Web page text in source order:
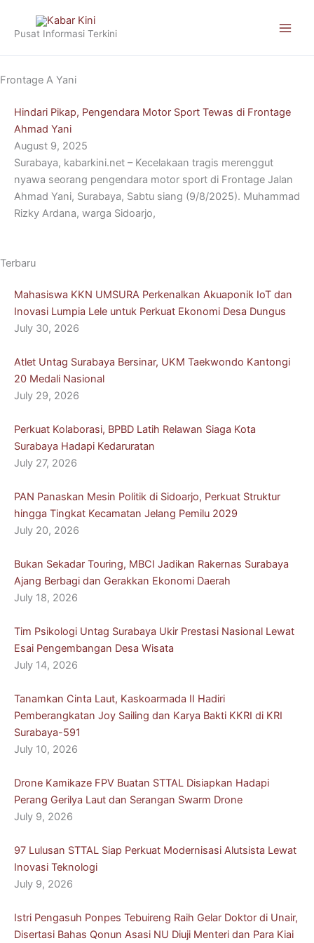
content
Pusat Informasi Terkini
Frontage A Yani
Hindari Pikap, Pengendara Motor Sport Tewas di Frontage
Ahmad Yani
August 9, 2025
Surabaya, kabarkini.net – Kecelakaan tragis merenggut
nyawa seorang pengendara motor sport di Frontage Jalan
Ahmad Yani, Surabaya, Sabtu siang (9/8/2025). Muhammad
Rizky Ardana, warga Sidoarjo,
Terbaru
Mahasiswa KKN UMSURA Perkenalkan Akuaponik IoT dan
Inovasi Lumpia Lele untuk Perkuat Ekonomi Desa Dungus
July 30, 2026
Atlet Untag Surabaya Bersinar, UKM Taekwondo Kantongi
20 Medali Nasional
July 29, 2026
Perkuat Kolaborasi, BPBD Latih Relawan Siaga Kota
Surabaya Hadapi Kedaruratan
July 27, 2026
PAN Panaskan Mesin Politik di Sidoarjo, Perkuat Struktur
hingga Tingkat Kecamatan Jelang Pemilu 2029
July 20, 2026
Bukan Sekadar Touring, MBCI Jadikan Rakernas Surabaya
Ajang Berbagi dan Gerakkan Ekonomi Daerah
July 18, 2026
Tim Psikologi Untag Surabaya Ukir Prestasi Nasional Lewat
Esai Pengembangan Desa Wisata
July 14, 2026
Tanamkan Cinta Laut, Kaskoarmada II Hadiri
Pemberangkatan Joy Sailing dan Karya Bakti KKRI di KRI
Surabaya-591
July 10, 2026
Drone Kamikaze FPV Buatan STTAL Disiapkan Hadapi
Perang Gerilya Laut dan Serangan Swarm Drone
July 9, 2026
97 Lulusan STTAL Siap Perkuat Modernisasi Alutsista Lewat
Inovasi Teknologi
July 9, 2026
Istri Pengasuh Ponpes Tebuireng Raih Gelar Doktor di Unair,
Disertasi Bahas Qonun Asasi NU Diuji Menteri dan Para Kiai